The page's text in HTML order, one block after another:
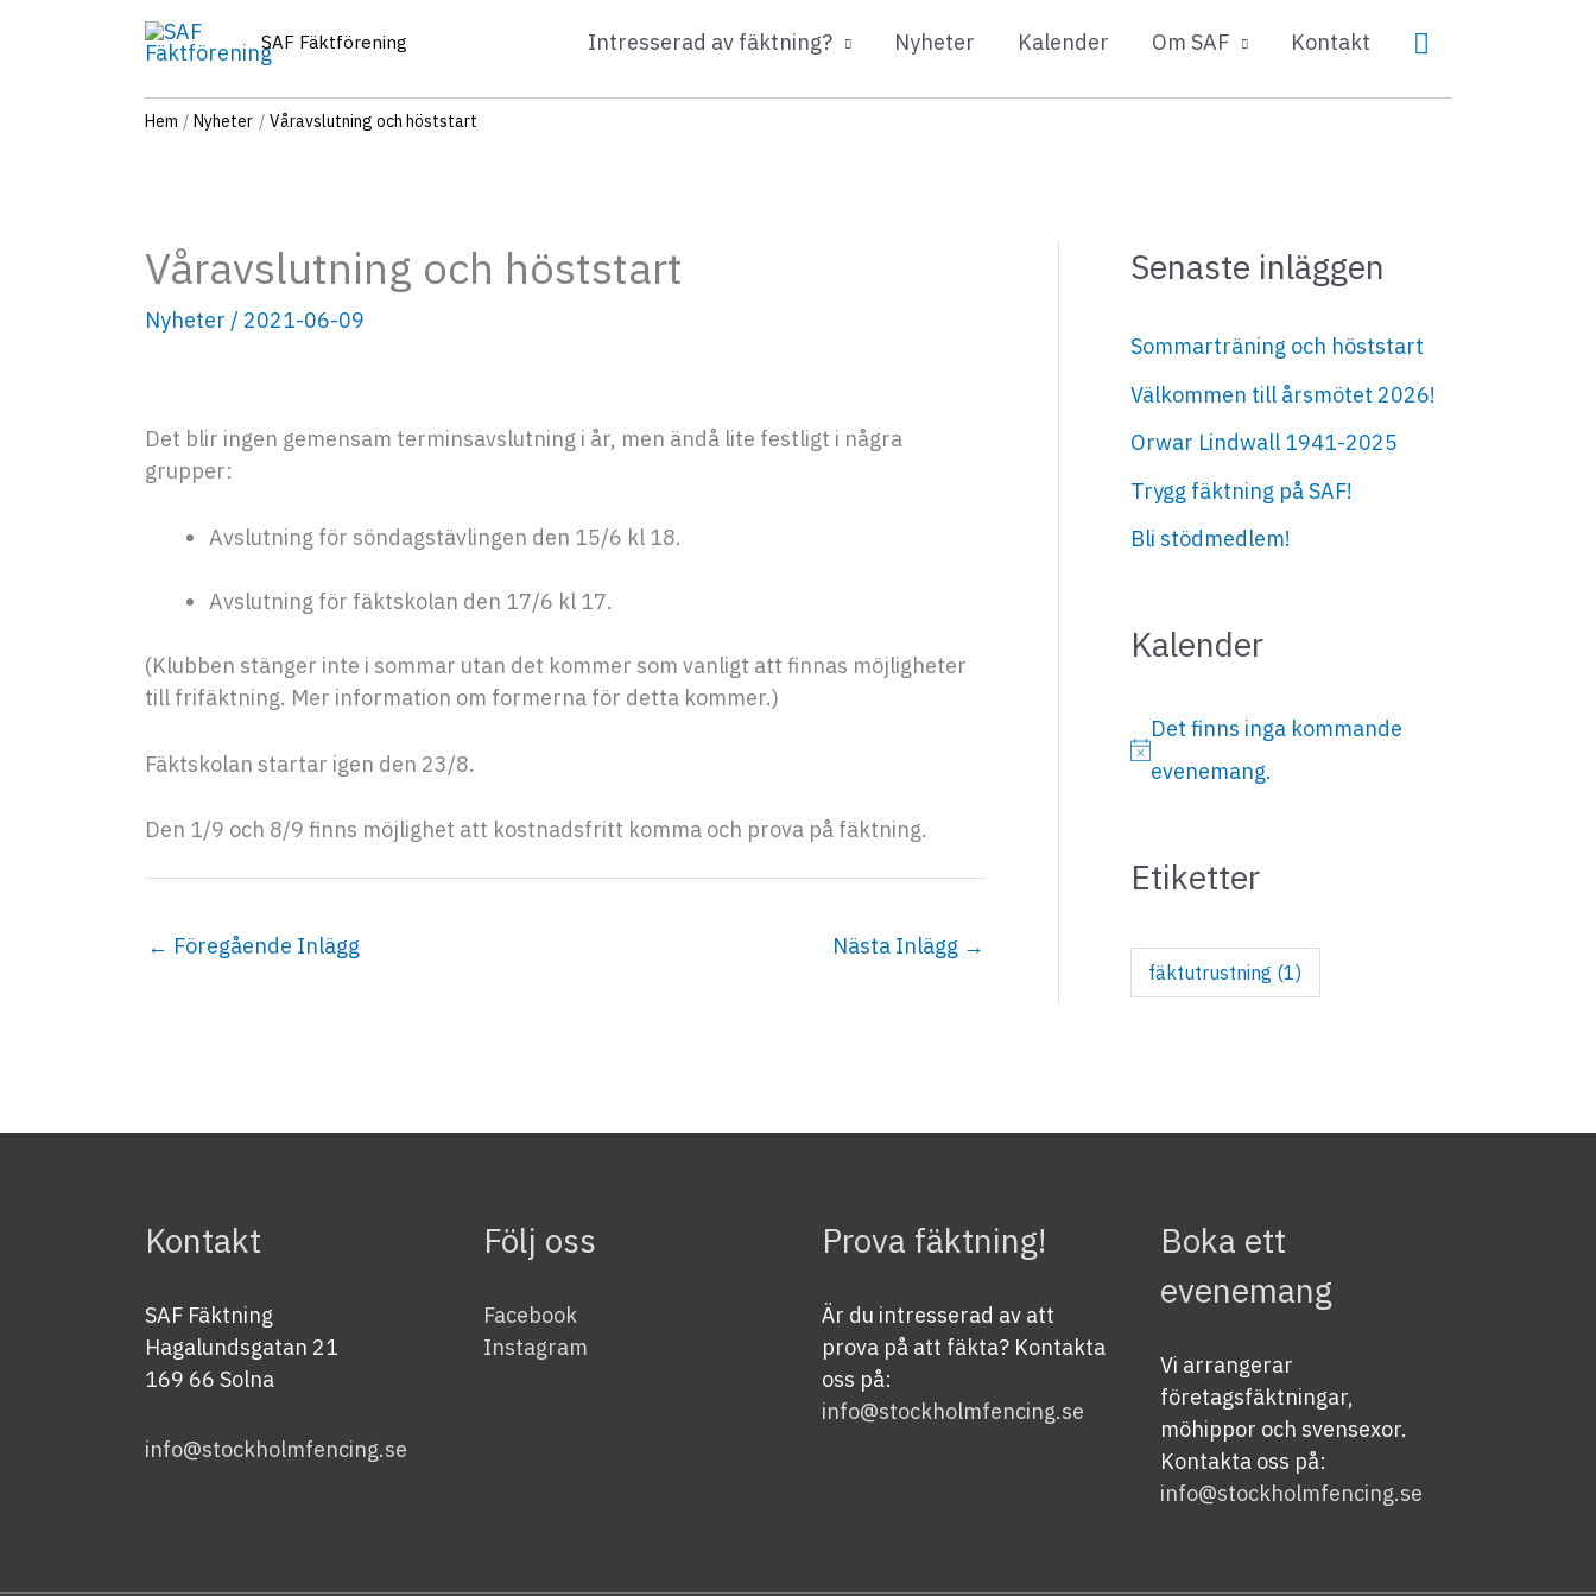
SAF Fäktförening Intresserad av fäktning? Nyheter Kalender Om SAF Kontakt Sök
Hem Nyheter Våravslutning och höststart
Våravslutning och höststart
Nyheter / 2021-06-09
Det blir ingen gemensam terminsavslutning i år, men ändå lite festligt i några
grupper:
Avslutning för söndagstävlingen den 15/6 kl 18.
Avslutning för fäktskolan den 17/6 kl 17.
(Klubben stänger inte i sommar utan det kommer som vanligt att finnas möjligheter
till frifäktning. Mer information om formerna för detta kommer.)
Fäktskolan startar igen den 23/8.
Den 1/9 och 8/9 finns möjlighet att kostnadsfritt komma och prova på fäktning.
← Föregående Inlägg Nästa Inlägg →
Senaste inläggen
Sommarträning och höststart
Välkommen till årsmötet 2026!
Orwar Lindwall 1941-2025
Trygg fäktning på SAF!
Bli stödmedlem!
Kalender
N
Det finns inga kommande
evenemang.
Etiketter
fäktutrustning (1)
Kontakt
SAF Fäktning
Hagalundsgatan 21
169 66 Solna
info@stockholmfencing.se
Följ oss
Facebook
Instagram
Prova fäktning!
Är du intresserad av att
prova på att fäkta? Kontakta
oss på:
info@stockholmfencing.se
Boka ett
evenemang
Vi arrangerar
företagsfäktningar,
möhippor och svensexor.
Kontakta oss på:
info@stockholmfencing.se